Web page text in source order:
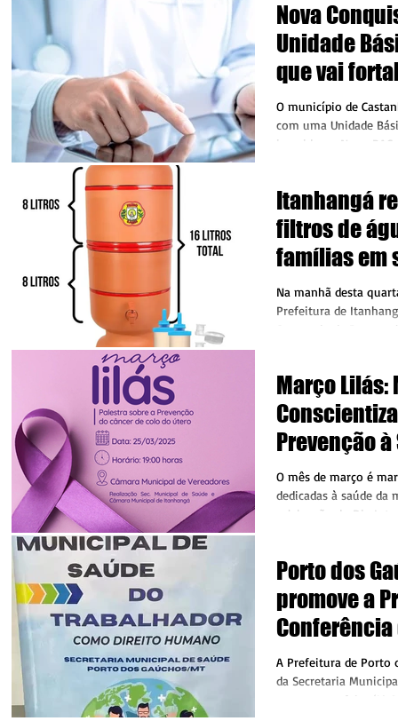
Nova
Unidade
que vai
à saúde no
Seringal
O município de
com uma Unidade
inserida no Novo
Itanhangá
filtros de
famílias em
Na manhã desta
Prefeitura de
Secretaria de
Março Lilás:
Prevenção
Mulher
O mês de março é
dedicadas à saúde da
celebração do Dia
Porto dos
promove a
Conferência
Trabalhador
A Prefeitura de Porto
da Secretaria
nesta sexta-feira